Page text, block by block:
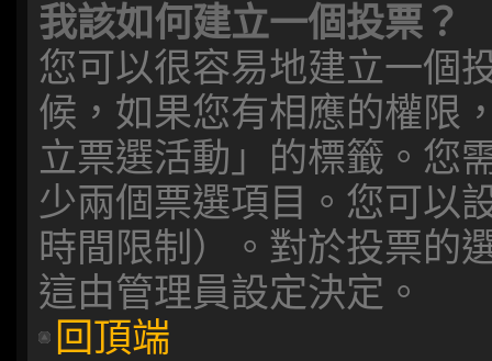
我該如何建立一個投票？
您可以很容易地建立一個
候，如果您有相應的權限
立票選活動」的標籤。您
少兩個票選項目。您可以
時間限制）。對於投票的
這由管理員設定決定。
回頂端